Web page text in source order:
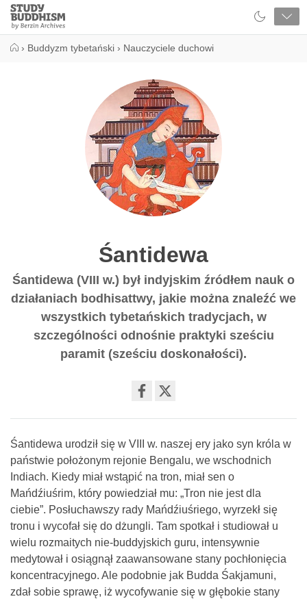
Close
Study
Buddhism
› Buddyzm tybetański › Nauczyciele duchowi
Śantidewa
Śantidewa (VIII w.) był indyjskim źródłem nauk o
działaniach bodhisattwy, jakie można znaleźć we
wszystkich tybetańskich tradycjach, w
szczególności odnośnie praktyki sześciu
paramit (sześciu doskonałości).
facebook
Śantidewa urodził się w VIII w. naszej ery jako syn króla w
państwie położonym rejonie Bengalu, we wschodnich
Indiach. Kiedy miał wstąpić na tron, miał sen o
Mańdźiuśrim, który powiedział mu: „Tron nie jest dla
ciebie”. Posłuchawszy rady Mańdźiuśriego, wyrzekł się
tronu i wycofał się do dżungli. Tam spotkał i studiował u
wielu rozmaitych nie-buddyjskich guru, intensywnie
medytował i osiągnął zaawansowane stany pochłonięcia
koncentracyjnego. Ale podobnie jak Budda Śakjamuni,
zdał sobie sprawę, iż wycofywanie się w głębokie stany